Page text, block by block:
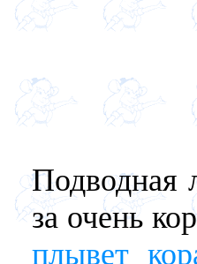
Подводная
за очень
плывет